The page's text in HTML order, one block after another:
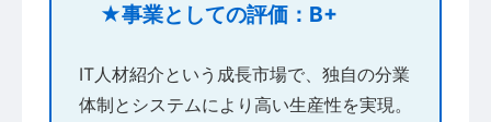
★事業としての評価：B+
IT人材紹介という成長市場で、独自の分業
体制とシステムにより高い生産性を実現。